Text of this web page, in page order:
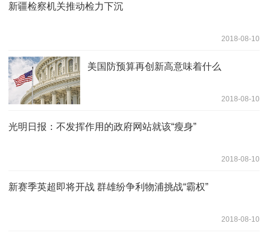
新疆检察机关推动检力下沉
2018-08-10
美国防预算再创新高意味着什么
2018-08-10
光明日报：不发挥作用的政府网站就该“瘦身”
2018-08-10
新赛季英超即将开战 群雄纷争利物浦挑战“霸权”
2018-08-10